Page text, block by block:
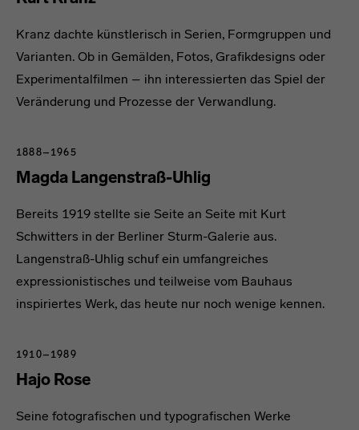
Kranz dachte künstlerisch in Serien, Formgruppen und
Varianten. Ob in Gemälden, Fotos, Grafikdesigns oder
Experimentalfilmen – ihn interessierten das Spiel der
Veränderung und Prozesse der Verwandlung.
Magda Langenstraß-Uhlig
1888–1965
Bereits 1919 stellte sie Seite an Seite mit Kurt
Schwitters in der Berliner Sturm-Galerie aus.
Langenstraß-Uhlig schuf ein umfangreiches
expressionistisches und teilweise vom Bauhaus
inspiriertes Werk, das heute nur noch wenige kennen.
Hajo Rose
1910–1989
Seine fotografischen und typografischen Werke